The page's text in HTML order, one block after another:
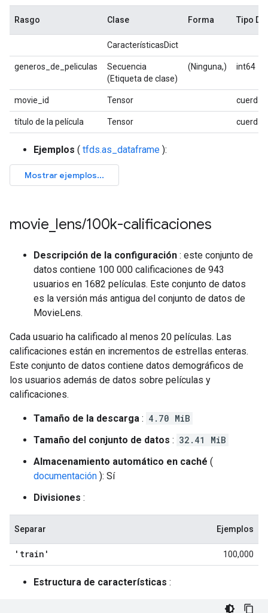
Rasgo Clase Forma Tipo D
CaracterísticasDict
generos_de_peliculas
Secuencia
(Etiqueta de clase)
(Ninguna,) int64
movie_id Tensor cuerda
título de la película Tensor cuerda
Ejemplos ( tfds.as_dataframe ):
movie lens/100k-calificaciones
Descripción de la configuración : este conjunto de
datos contiene 100 000 calificaciones de 943
usuarios en 1682 películas. Este conjunto de datos
es la versión más antigua del conjunto de datos de
MovieLens.
Cada usuario ha calificado al menos 20 películas. Las
calificaciones están en incrementos de estrellas enteras.
Este conjunto de datos contiene datos demográficos de
los usuarios además de datos sobre películas y
calificaciones.
Tamaño de la descarga : 4.70 MiB
Tamaño del conjunto de datos : 32.41 MiB
Almacenamiento automático en caché (
documentación ): Sí
Divisiones :
Separar Ejemplos
'train' 100,000
Estructura de características :